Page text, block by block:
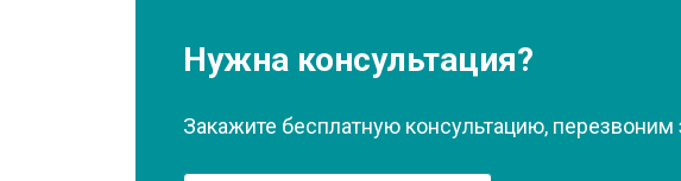
Замена матрицы
Замена Wi-Fi
Нужна консультация?
Закажите бесплатную консультацию, перезвоним